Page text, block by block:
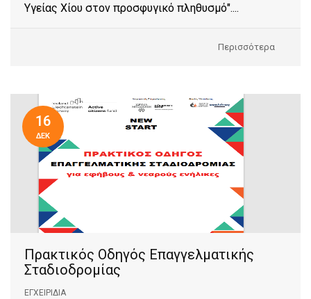
Υγείας Χίου στον προσφυγικό πληθυσμό"....
Περισσότερα
16
ΔΕΚ
Πρακτικός Οδηγός Επαγγελματικής
Σταδιοδρομίας
ΕΓΧΕΙΡΊΔΙΑ